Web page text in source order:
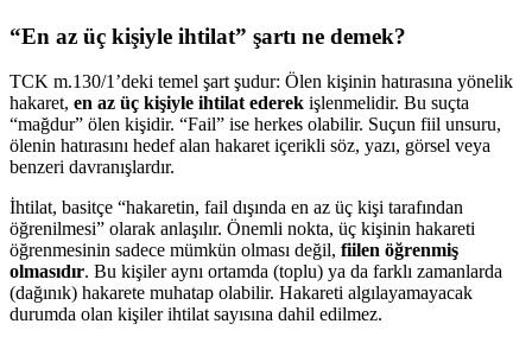
“En az üç kişiyle ihtilat” şartı ne demek?
TCK m.130/1’deki temel şart şudur: Ölen kişinin hatırasına yönelik
hakaret, en az üç kişiyle ihtilat ederek işlenmelidir. Bu suçta
“mağdur” ölen kişidir. “Fail” ise herkes olabilir. Suçun fiil unsuru,
ölenin hatırasını hedef alan hakaret içerikli söz, yazı, görsel veya
benzeri davranışlardır.
İhtilat, basitçe “hakaretin, fail dışında en az üç kişi tarafından
öğrenilmesi” olarak anlaşılır. Önemli nokta, üç kişinin hakareti
öğrenmesinin sadece mümkün olması değil, fiilen öğrenmiş
olmasıdır. Bu kişiler aynı ortamda (toplu) ya da farklı zamanlarda
(dağınık) hakarete muhatap olabilir. Hakareti algılayamayacak
durumda olan kişiler ihtilat sayısına dahil edilmez.